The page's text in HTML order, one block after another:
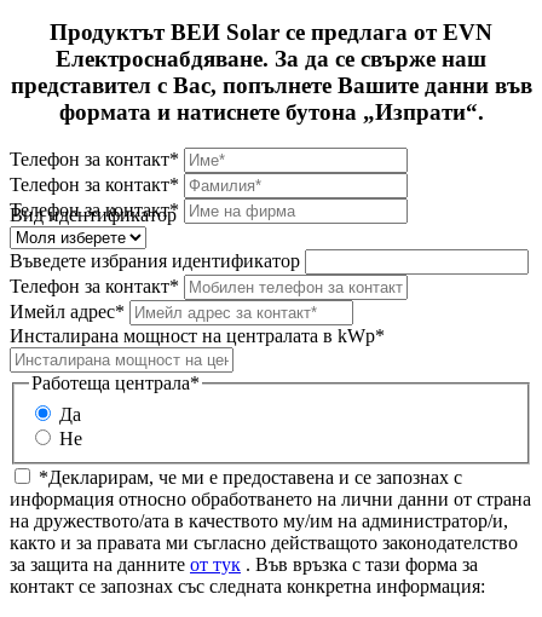
Продуктът ВЕИ Solar се предлага от EVN
Електроснабдяване. За да се свърже наш
представител с Вас, попълнете Вашите данни във
формата и натиснете бутона „Изпрати“.
Телефон за контакт*
Телефон за контакт*
Телефон за контакт*
Вид идентификатор
Въведете избрания идентификатор
Телефон за контакт*
Имейл адрес*
Инсталирана мощност на централата в kWp*
Работеща централа*
Да
Не
*Декларирам, че ми е предоставена и се запознах с
информация относно обработването на лични данни от страна
на дружеството/ата в качеството му/им на администратор/и,
както и за правата ми съгласно действащото законодателство
за защита на данните от тук . Във връзка с тази форма за
контакт се запознах със следната конкретна информация: